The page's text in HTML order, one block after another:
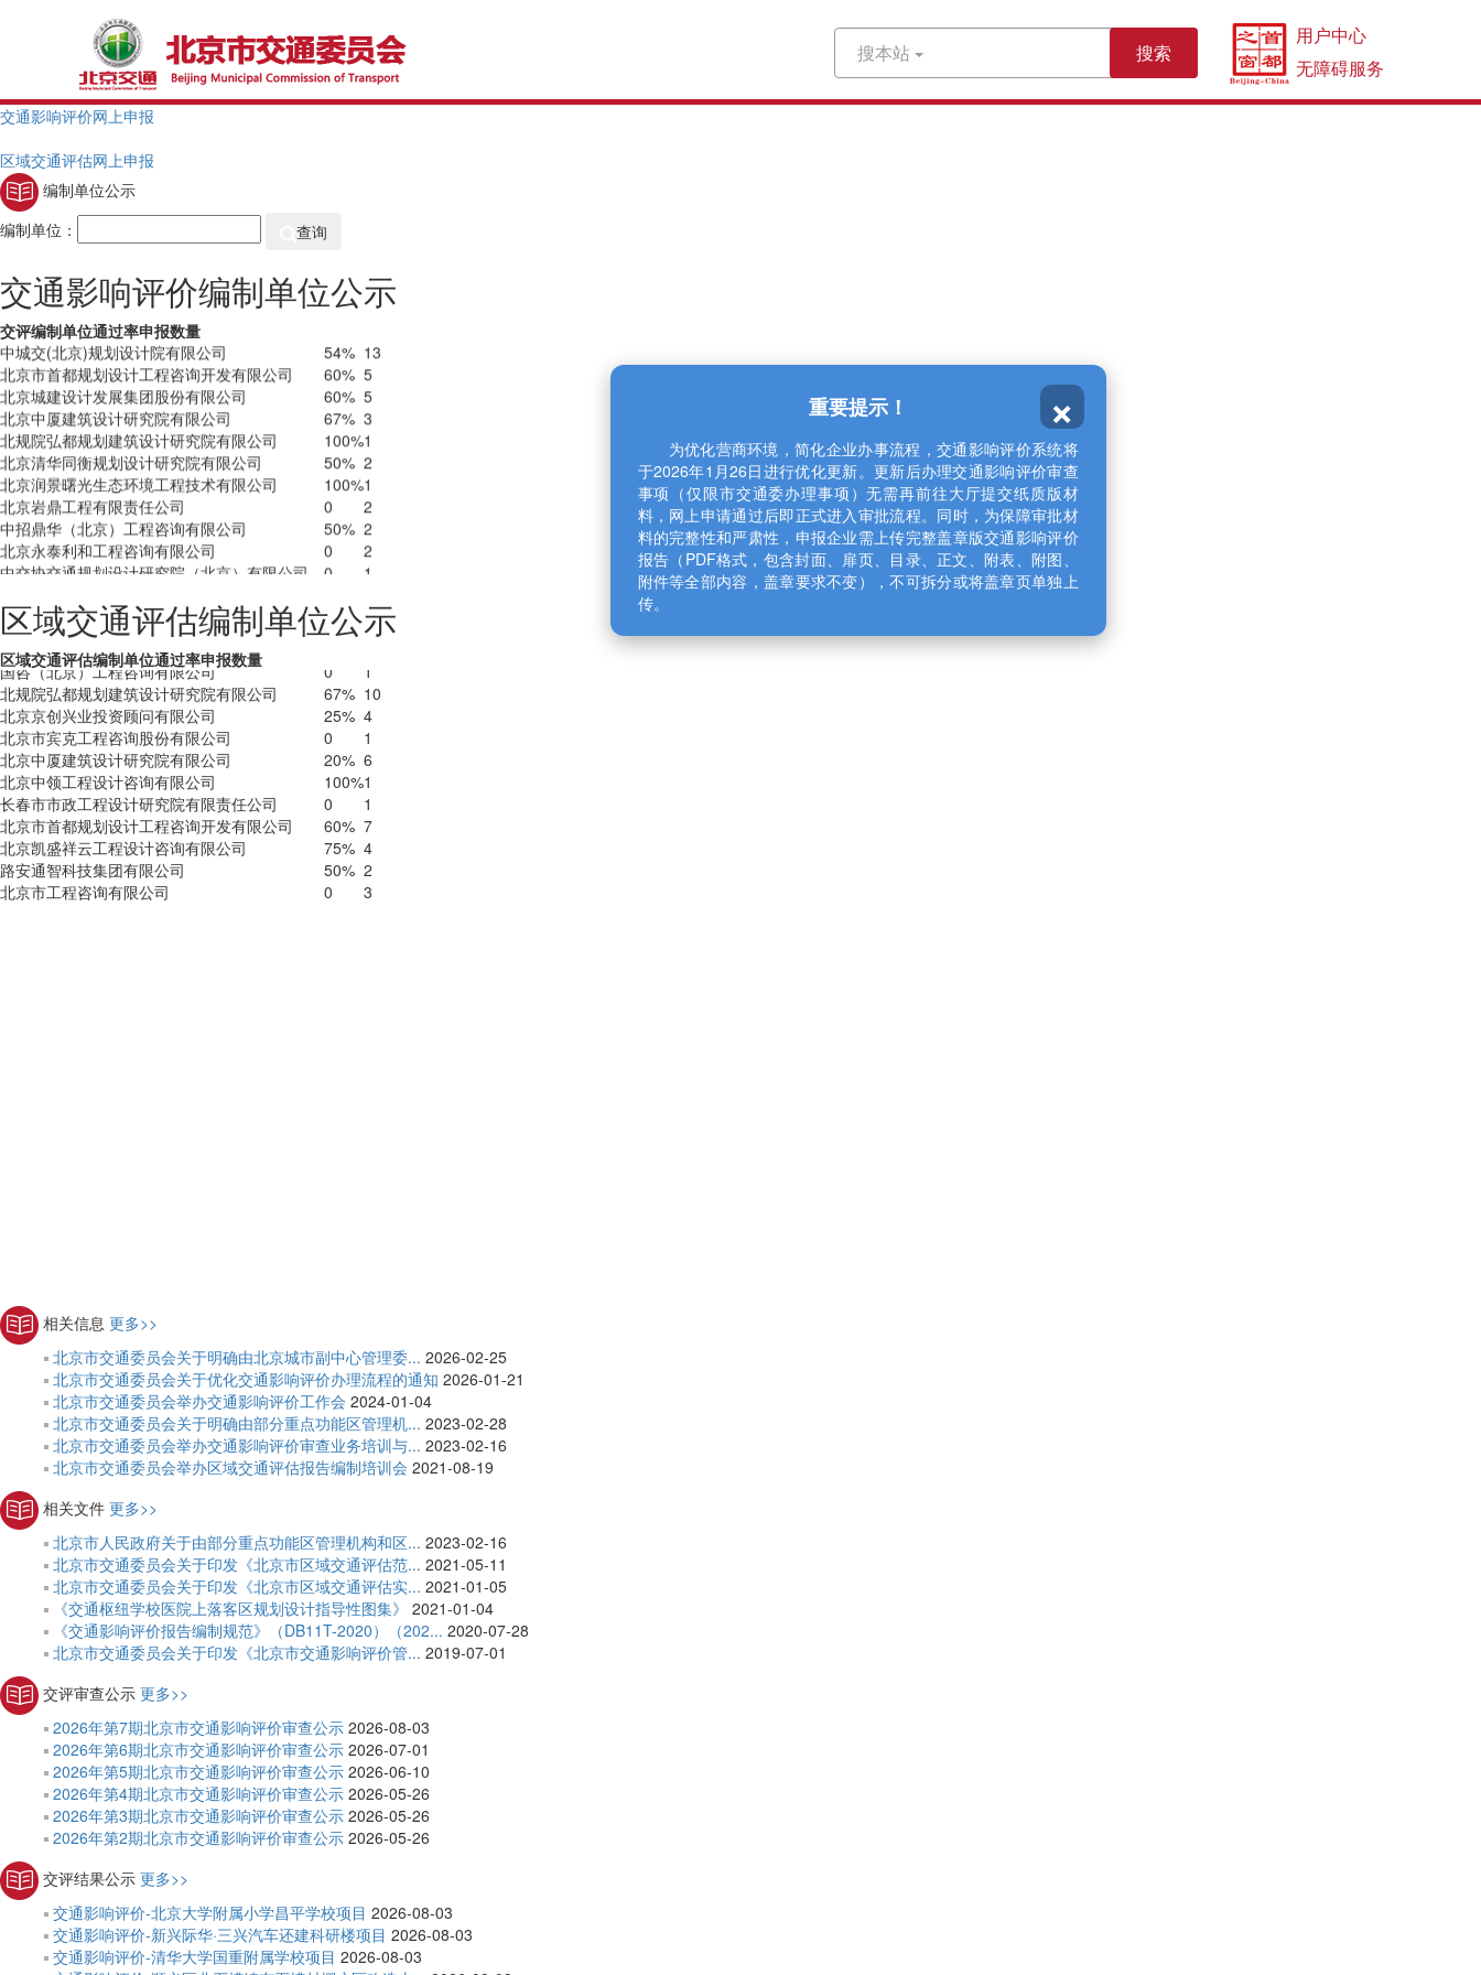
搜本站 搜索
用户中心
无障碍服务
交通影响评价网上申报
区域交通评估网上申报
编制单位公示
编制单位：
查询
交通影响评价编制单位公示
交评编制单位通过率申报数量
北京康顺通工程项目管理有限公司
0
中京方正(北京)工程技术有限公司
0
0
国家发展和改革委员会综合运输研究所
50% 2
北京中环沃特环保科技有限公司
43% 7
南京市城市与交通规划设计研究院股份有限公司
北京凯盛祥云工程设计咨询有限公司
北京广信智能科技有限公司
中鼎华创工程技术集团有限公司
中外建华诚（北京）工程设计咨询有限公司
100%
北京坤亿迅捷交通技术咨询有限公司
中国建筑设计研究院有限公司
50%
2
中咨海外咨询有限公司
100%1
中城交(北京)规划设计院有限公司
北京市首都规划设计工程咨询开发有限公司
北京城建设计发展集团股份有限公司
60% 5
北京中厦建筑设计研究院有限公司
67% 3
北规院弘都规划建筑设计研究院有限公司
100% 1
北京清华同衡规划设计研究院有限公司
50% 2
北京润景曙光生态环境工程技术有限公司
100%1
北京岩鼎工程有限责任公司
0
2
中招鼎华（北京）工程咨询有限公司
50% 2
北京永泰利和工程咨询有限公司
0
2
中交协交通规划设计研究院（北京）有限公司
0 1
区域交通评估编制单位公示
区域交通评估编制单位通过率申报数量
国咨（北京）规划设计有限公司 41% 29
南京市城市与交通规划设计研究院股份有限公司 0
2
北京海路达工程设计有限公司
83% 6
北京华亿嘉图工程设计有限公司
33% 4
久实运通(北京)技术咨询有限公司
50%
4
北京艾威爱交通咨询有限公司
45% 30
北京润泰荣辉交通科技发展有限公司
17%
7
北京汉通建筑规划设计有限公司
0
2
北京国道通公路设计研究院股份有限公司
40% 6
国咨（北京）工程咨询有限公司
0
1
北规院弘都规划建筑设计研究院有限公司
北京京创兴业投资顾问有限公司
25%
4
北京市宾克工程咨询股份有限公司
0
1
北京中厦建筑设计研究院有限公司
20% 6
北京中领工程设计咨询有限公司
100%
1
长春市市政工程设计研究院有限责任公司
0
1
北京市首都规划设计工程咨询开发有限公司
60% 7
北京凯盛祥云工程设计咨询有限公司
75%
4
路安通智科技集团有限公司
50% 2
北京市工程咨询有限公司
0
3
北京北建大城市规划设计研究有限公司
0
2
北京京江国际工程咨询有限公司
0 1
相关信息 更多>>
北京市交通委员会关于明确由北京城市副中心管理委... 2026-02-25
北京市交通委员会关于优化交通影响评价办理流程的通知 2026-01-21
北京市交通委员会举办交通影响评价工作会 2024-01-04
北京市交通委员会关于明确由部分重点功能区管理机... 2023-02-28
北京市交通委员会举办交通影响评价审查业务培训与... 2023-02-16
北京市交通委员会举办区域交通评估报告编制培训会 2021-08-19
相关文件 更多>>
北京市人民政府关于由部分重点功能区管理机构和区... 2023-02-16
北京市交通委员会关于印发《北京市区域交通评估范... 2021-05-11
北京市交通委员会关于印发《北京市区域交通评估实... 2021-01-05
《交通枢纽学校医院上落客区规划设计指导性图集》 2021-01-04
《交通影响评价报告编制规范》（DB11T-2020）（202... 2020-07-28
北京市交通委员会关于印发《北京市交通影响评价管... 2019-07-01
交评审查公示 更多>>
2026年第7期北京市交通影响评价审查公示 2026-08-03
2026年第6期北京市交通影响评价审查公示 2026-07-01
2026年第5期北京市交通影响评价审查公示 2026-06-10
2026年第4期北京市交通影响评价审查公示 2026-05-26
2026年第3期北京市交通影响评价审查公示 2026-05-26
2026年第2期北京市交通影响评价审查公示 2026-05-26
交评结果公示 更多>>
交通影响评价-北京大学附属小学昌平学校项目 2026-08-03
交通影响评价-新兴际华·三兴汽车还建科研楼项目 2026-08-03
交通影响评价-清华大学国重附属学校项目 2026-08-03
重要提示！ ×
为优化营商环境，简化企业办事流程，交通影响评价系统将
于2026年1月26日进行优化更新。更新后办理交通影响评价审查
事项（仅限市交通委办理事项）无需再前往大厅提交纸质版材
料，网上申请通过后即正式进入审批流程。同时，为保障审批材
料的完整性和严肃性，申报企业需上传完整盖章版交通影响评价
报告（PDF格式，包含封面、扉页、目录、正文、附表、附图、
附件等全部内容，盖章要求不变），不可拆分或将盖章页单独上
传。